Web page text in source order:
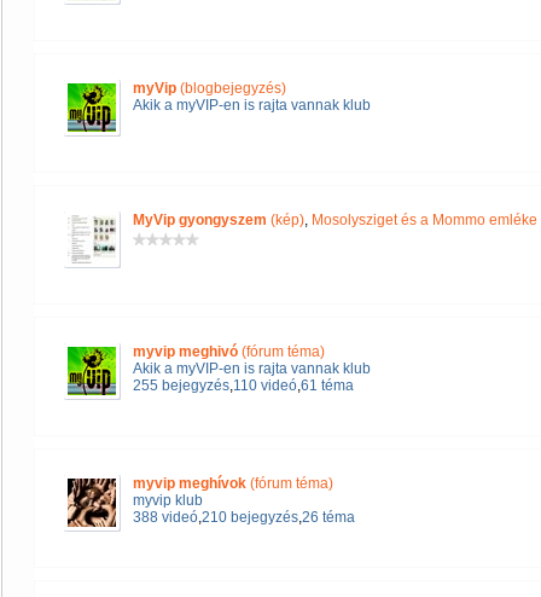
myVip (blogbejegyzés)
Akik a myVIP-en is rajta vannak klub
MyVip gyongyszem (kép), Mosolysziget és a Mommo emléke
myvip meghivó (fórum téma)
Akik a myVIP-en is rajta vannak klub
255 bejegyzés,110 videó,61 téma
myvip meghívok (fórum téma)
myvip klub
388 videó,210 bejegyzés,26 téma